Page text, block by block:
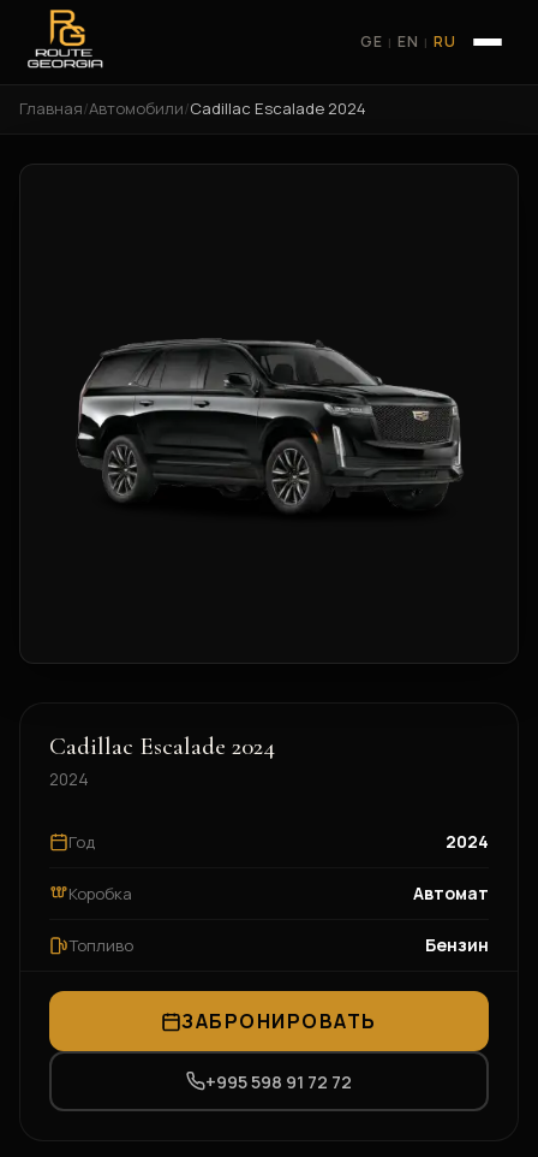
GE | EN | RU
Главная/Автомобили/Cadillac Escalade 2024
Cadillac Escalade 2024
2024
Год 2024
Коробка Автомат
Топливо Бензин
ЗАБРОНИРОВАТЬ
+995 598 91 72 72